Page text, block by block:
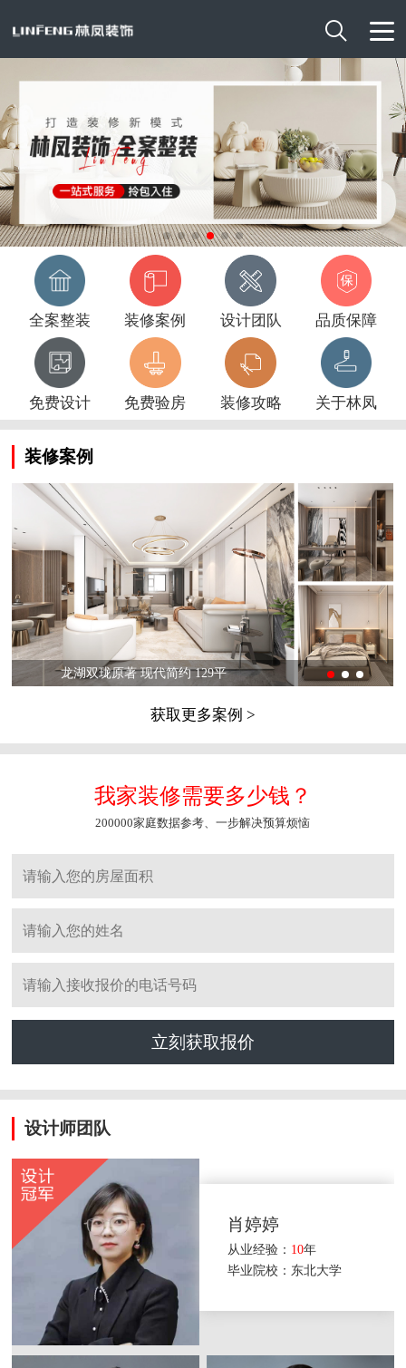

全案整装 装修案例 设计团队 品质保障
免费设计 免费验房 装修攻略 关于林凤
装修案例
龙湖双珑原著 现代简约 129平
获取更多案例 >
我家装修需要多少钱？
200000家庭数据参考、一步解决预算烦恼
立刻获取报价
设计师团队
肖婷婷
从业经验： 10年
毕业院校：东北大学